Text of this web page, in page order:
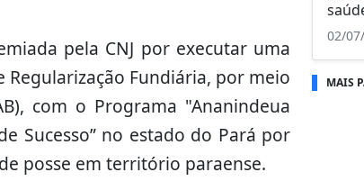
pela CNJ por executar uma
Regularização Fundiária, por meio
com o Programa "Ananindeua
Sucesso” no estado do Pará por
posse em território paraense.
02/
MAIS